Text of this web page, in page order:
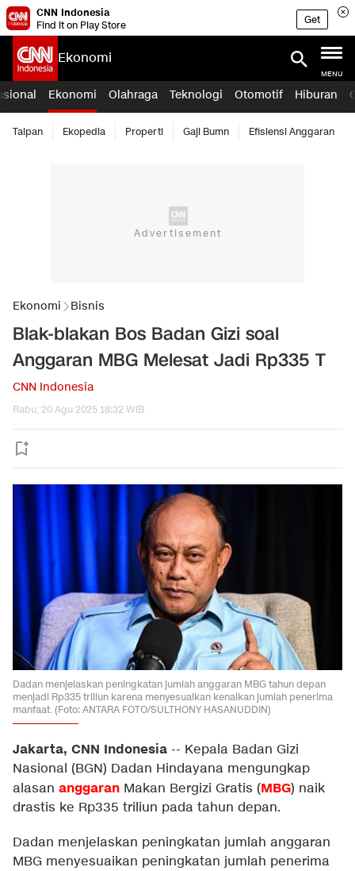
CNN Indonesia
Find it on Play Store
Get
Ekonomi
MENU
Ekonomi Olahraga Teknologi Otomotif Hiburan
Taipan Ekopedia Properti Gaji Bumn Efisiensi Anggaran
Ekonomi Bisnis
Blak-blakan Bos Badan Gizi soal
Anggaran MBG Melesat Jadi Rp335 T
CNN Indonesia
Rabu, 20 Agu 2025 18:32 WIB
Dadan menjelaskan peningkatan jumlah anggaran MBG tahun depan
menjadi Rp335 triliun karena menyesuaikan kenaikan jumlah penerima
manfaat. (Foto: ANTARA FOTO/SULTHONY HASANUDDIN)
Jakarta, CNN Indonesia -- Kepala Badan Gizi
Nasional (BGN) Dadan Hindayana mengungkap
alasan anggaran Makan Bergizi Gratis (MBG) naik
drastis ke Rp335 triliun pada tahun depan.
Dadan menjelaskan peningkatan jumlah anggaran
MBG menyesuaikan peningkatan jumlah penerima